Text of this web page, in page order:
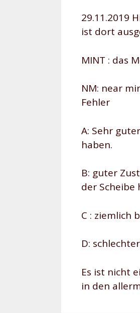
29.11.2019
ist dort
MINT : das
NM: near
Fehler
A: Sehr
haben.
B: guter
der Scheibe
C : ziemlich
D:
Es ist nicht
in den